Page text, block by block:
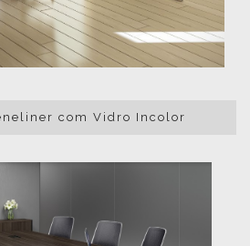
com Vidro Incolor